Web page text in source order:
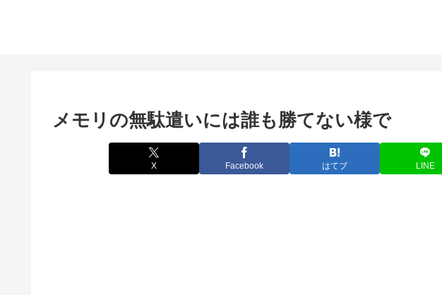
メモリの無駄遣いには誰も勝てない様で
X Facebook はてブ LINE